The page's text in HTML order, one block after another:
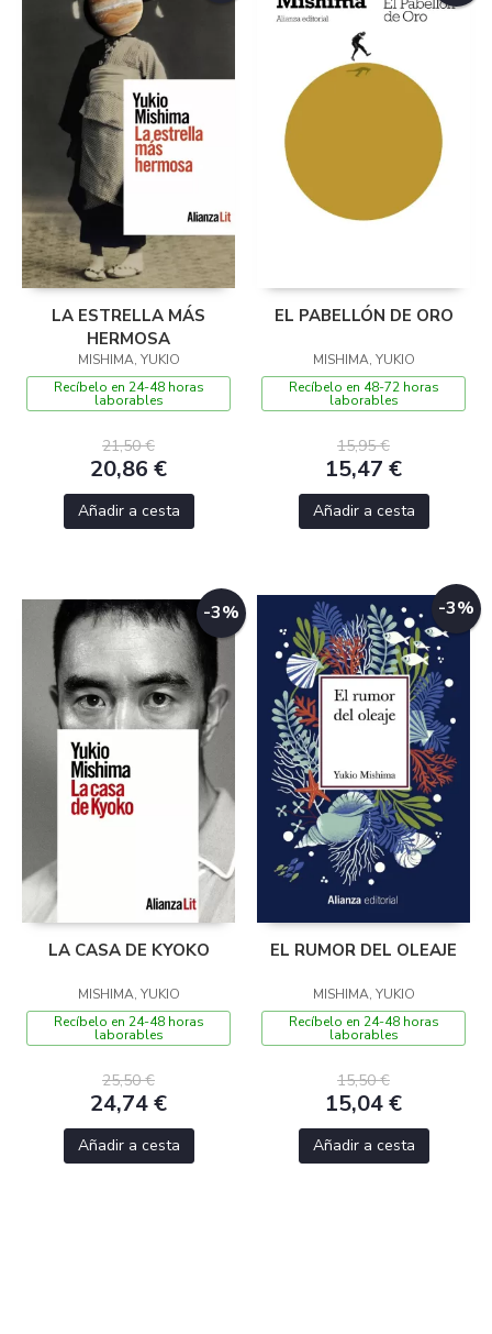
LA ESTRELLA MÁS
HERMOSA
MISHIMA, YUKIO
Recíbelo en 24-48 horas
laborables
21,50 €
20,86 €
Añadir a cesta
EL PABELLÓN DE ORO
MISHIMA, YUKIO
Recíbelo en 48-72 horas
laborables
15,95 €
15,47 €
Añadir a cesta
-3%
LA CASA DE KYOKO
MISHIMA, YUKIO
Recíbelo en 24-48 horas
laborables
25,50 €
24,74 €
Añadir a cesta
-3%
EL RUMOR DEL OLEAJE
MISHIMA, YUKIO
Recíbelo en 24-48 horas
laborables
15,50 €
15,04 €
Añadir a cesta